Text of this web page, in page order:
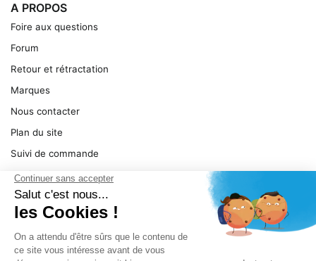
A PROPOS
Foire aux questions
Forum
Retour et rétractation
Marques
Nous contacter
Plan du site
Suivi de commande
Ma facture
Mentions légales
Conditions générales
SERVICE